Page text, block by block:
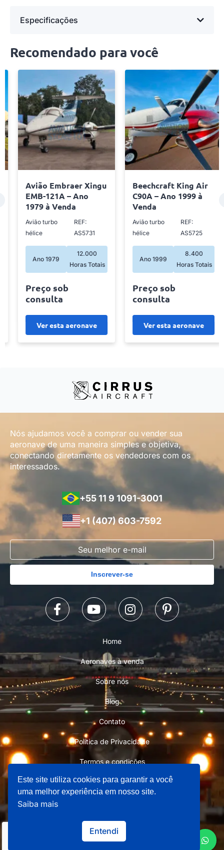
Especificações
Recomendado para você
Avião Embraer Xingu
EMB-121A – Ano
1979 à Venda
Avião turbo
hélice
REF:
AS5731
Ano 1979
12.000
Horas Totais
Ver esta aeronave
Preço sob
consulta
Beechcraft King Air
C90A – Ano 1999 à
Venda
Avião turbo
hélice
REF:
AS5725
Ano 1999
8.400
Horas Totais
Ver esta aeronave
Preço sob
consulta
Nós ajudamos você a comprar ou vender sua
aeronave de uma maneira simples e objetiva,
conectando diretamente os vendedores com os
interessados.
+55 11 9 1091-3001
+1 (407) 603-7592
Inscrever-se
Home
Aeronaves à venda
Sobre nós
Blog
Contato
Política de Privacidade
Termos e condições
Copyright © 2026 Aviation Store 101 - Todos os direitos
reservados
Made byFelipe
Este site utiliza cookies para garantir a você
uma melhor experiência em nosso site.
Saiba mais
Entendi